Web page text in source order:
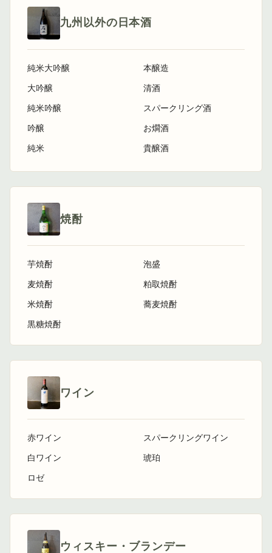
九州以外の日本酒
純米大吟醸
大吟醸
純米吟醸
吟醸
純米
本醸造
清酒
スパークリング酒
お燗酒
貴醸酒
焼酎
芋焼酎
麦焼酎
米焼酎
黒糖焼酎
泡盛
粕取焼酎
蕎麦焼酎
ワイン
赤ワイン
白ワイン
ロゼ
スパークリングワイン
琥珀
ウィスキー・ブランデー